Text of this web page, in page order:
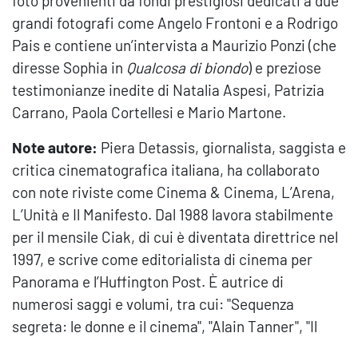
grandi fotografi come Angelo Frontoni e a Rodrigo
Pais e contiene un’intervista a Maurizio Ponzi (che
diresse Sophia in Qualcosa di biondo) e preziose
testimonianze inedite di Natalia Aspesi, Patrizia
Carrano, Paola Cortellesi e Mario Martone.
Note autore: Piera Detassis, giornalista, saggista e
critica cinematografica italiana, ha collaborato
con note riviste come Cinema & Cinema, L’Arena,
L’Unità e Il Manifesto. Dal 1988 lavora stabilmente
per il mensile Ciak, di cui è diventata direttrice nel
1997, e scrive come editorialista di cinema per
Panorama e l’Huffington Post. È autrice di
numerosi saggi e volumi, tra cui: "Sequenza
segreta: le donne e il cinema", "Alain Tanner", "Il